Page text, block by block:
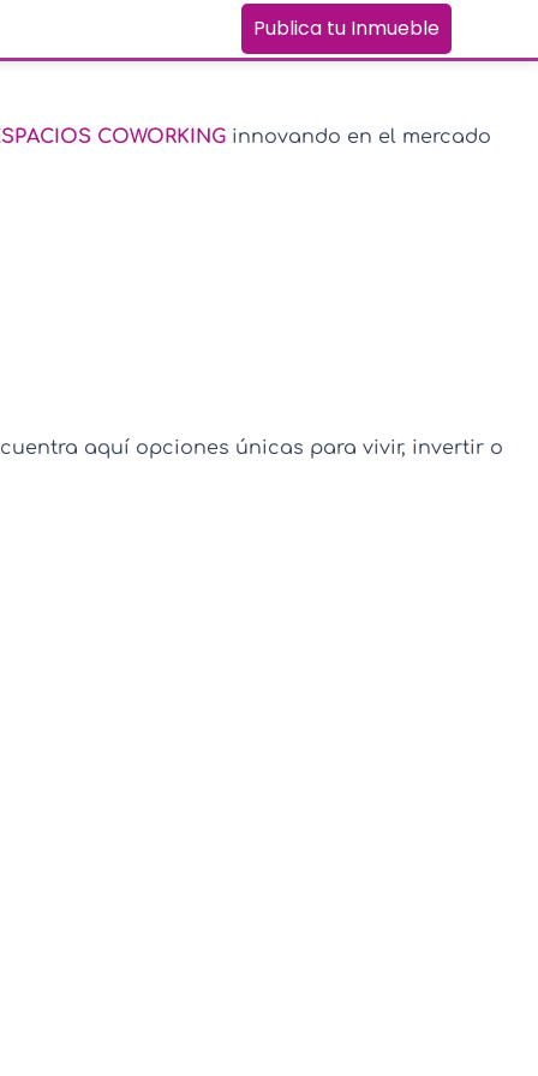
Publica tu Inmueble
COWORKING innovando en el mercado
aquí opciones únicas para vivir, invertir o